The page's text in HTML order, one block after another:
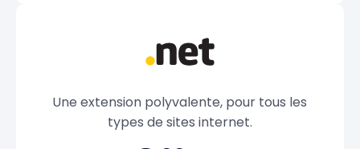
Une extension polyvalente, pour tous les
types de sites internet.